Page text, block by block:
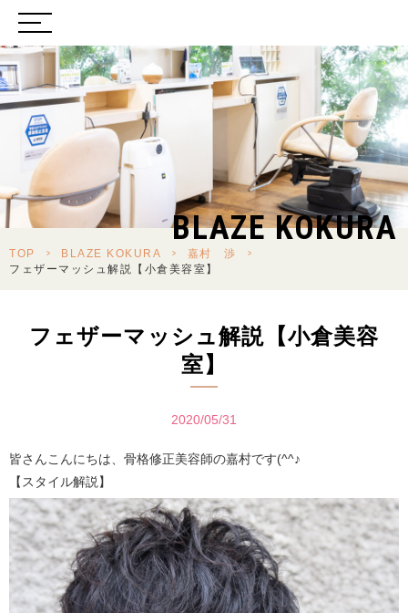
BLAZE KOKURA
TOP > BLAZE KOKURA > 嘉村 渉
>
フェザーマッシュ解説【小倉美容室】
フェザーマッシュ解説【小倉美容
室】
2020/05/31
皆さんこんにちは、骨格修正美容師の嘉村です(^^♪
【スタイル解説】